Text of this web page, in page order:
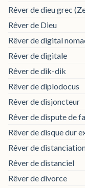
Rêver de dieu grec
Rêver de Dieu
Rêver de digital
Rêver de digitale
Rêver de dik-dik
Rêver de diplodocus
Rêver de disjoncteur
Rêver de dispute de
Rêver de disque dur
Rêver de
Rêver de distanciel
Rêver de divorce